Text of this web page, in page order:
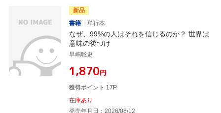
新品
書籍
単行本
なぜ、99%の人はそれを信じるのか？ 世界は
意味の後づけ
早嶋聡史
¥1,870円
獲得ポイント 17P
在庫あり
発売年月日：2026/08/12